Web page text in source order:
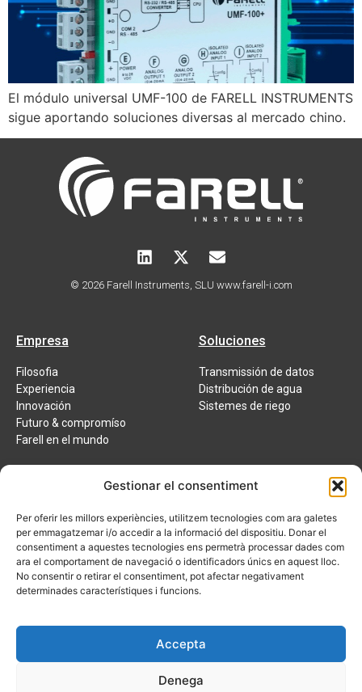
Gestionar el consentiment
Per oferir les millors experiències, utilitzem tecnologies com ara galetes
per emmagatzemar i/o accedir a la informació del dispositiu. Donar el
consentiment a aquestes tecnologies ens permetrà processar dades com
ara el comportament de navegació o identificadors únics en aquest lloc.
No consentir o retirar el consentiment, pot afectar negativament
determinades característiques i funcions.
Accepta
Denega
El módulo universal UMF-100 de FARELL INSTRUMENTS
sigue aportando soluciones diversas al mercado chino.
© 2026 Farell Instruments, SLU www.farell-i.com
Empresa
Filosofia
Experiencia
Innovación
Futuro & compromíso
Farell en el mundo
Soluciones
Transmissión de datos
Distribución de agua
Sistemes de riego
Contactar
Política de cookies
Política de calidad
CAT ESP
ENG
FRA
C/ de la Telemàtica, 17
Montcada i Reixac
(08110) Barcelona
93 572 52 50